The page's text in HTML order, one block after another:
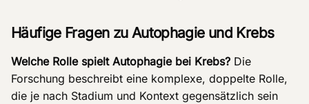
Häufige Fragen zu Autophagie und Krebs
Welche Rolle spielt Autophagie bei Krebs? Die
Forschung beschreibt eine komplexe, doppelte Rolle,
die je nach Stadium und Kontext gegensätzlich sein